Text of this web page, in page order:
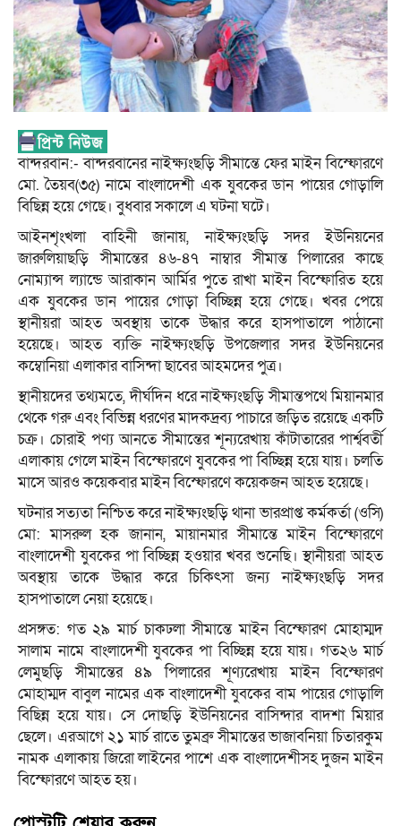
বান্দরবান:- বান্দরবানের নাইক্ষ্যংছড়ি সীমান্তে ফের মাইন বিস্ফোরণে
মো. তৈয়ব(৩৫) নামে বাংলাদেশী এক যুবকের ডান পায়ের গোড়ালি
বিছিন্ন হয়ে গেছে। বুধবার সকালে এ ঘটনা ঘটে।
আইনশৃংখলা বাহিনী জানায়, নাইক্ষ্যংছড়ি সদর ইউনিয়নের
জারুলিয়াছড়ি সীমান্তের ৪৬-৪৭ নাম্বার সীমান্ত পিলারের কাছে
নোম্যান্স ল্যান্ডে আরাকান আর্মির পুতে রাখা মাইন বিস্ফোরিত হয়ে
এক যুবকের ডান পায়ের গোড়া বিচ্ছিন্ন হয়ে গেছে। খবর পেয়ে
স্থানীয়রা আহত অবস্থায় তাকে উদ্ধার করে হাসপাতালে পাঠানো
হয়েছে। আহত ব্যক্তি নাইক্ষ্যংছড়ি উপজেলার সদর ইউনিয়নের
কম্বোনিয়া এলাকার বাসিন্দা ছাবের আহমদের পুত্র।
স্থানীয়দের তথ্যমতে, দীর্ঘদিন ধরে নাইক্ষ্যংছড়ি সীমান্তপথে মিয়ানমার
থেকে গরু এবং বিভিন্ন ধরণের মাদকদ্রব্য পাচারে জড়িত রয়েছে একটি
চক্র। চোরাই পণ্য আনতে সীমান্তের শূন্যরেখায় কাঁটাতারের পার্শ্ববর্তী
এলাকায় গেলে মাইন বিস্ফোরণে যুবকের পা বিচ্ছিন্ন হয়ে যায়। চলতি
মাসে আরও কয়েকবার মাইন বিস্ফোরণে কয়েকজন আহত হয়েছে।
ঘটনার সত্যতা নিশ্চিত করে নাইক্ষ্যংছড়ি থানা ভারপ্রাপ্ত কর্মকর্তা (ওসি)
মো: মাসরুল হক জানান, মায়ানমার সীমান্তে মাইন বিস্ফোরণে
বাংলাদেশী যুবকের পা বিচ্ছিন্ন হওয়ার খবর শুনেছি। স্থানীয়রা আহত
অবস্থায় তাকে উদ্ধার করে চিকিৎসা জন্য নাইক্ষ্যংছড়ি সদর
হাসপাতালে নেয়া হয়েছে।
প্রসঙ্গত: গত ২৯ মার্চ চাকঢলা সীমান্তে মাইন বিস্ফোরণ মোহাম্মদ
সালাম নামে বাংলাদেশী যুবকের পা বিচ্ছিন্ন হয়ে যায়। গত২৬ মার্চ
লেমুছড়ি সীমান্তের ৪৯ পিলারের শূণ্যরেখায় মাইন বিস্ফোরণ
মোহাম্মদ বাবুল নামের এক বাংলাদেশী যুবকের বাম পায়ের গোড়ালি
বিছিন্ন হয়ে যায়। সে দোছড়ি ইউনিয়নের বাসিন্দার বাদশা মিয়ার
ছেলে। এরআগে ২১ মার্চ রাতে তুমব্রু সীমান্তের ভাজাবনিয়া চিতারকুম
নামক এলাকায় জিরো লাইনের পাশে এক বাংলাদেশীসহ দুজন মাইন
বিস্ফোরণে আহত হয়।